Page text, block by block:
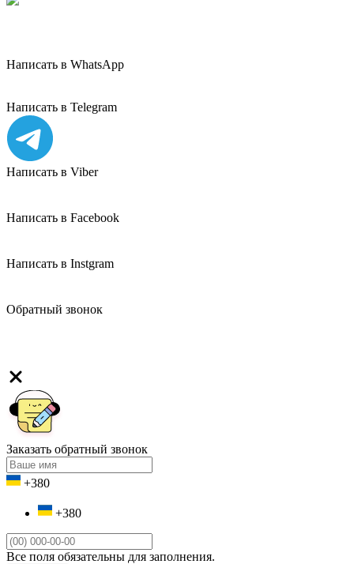
Написать в WhatsApp
Написать в Telegram
Написать в Viber
Написать в Facebook
Написать в Instgram
Обратный звонок
Заказать обратный звонок
+380
+380
Все поля обязательны для заполнения.